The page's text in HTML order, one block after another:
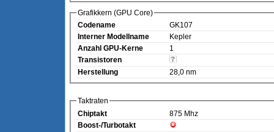
Grafikkern (GPU Core)
Codename
GK107
Interner Modellname
Kepler
Anzahl GPU-Kerne
1
Transistoren
Herstellung
28,0 nm
Taktraten
Chiptakt
875 Mhz
Boost-/Turbotakt